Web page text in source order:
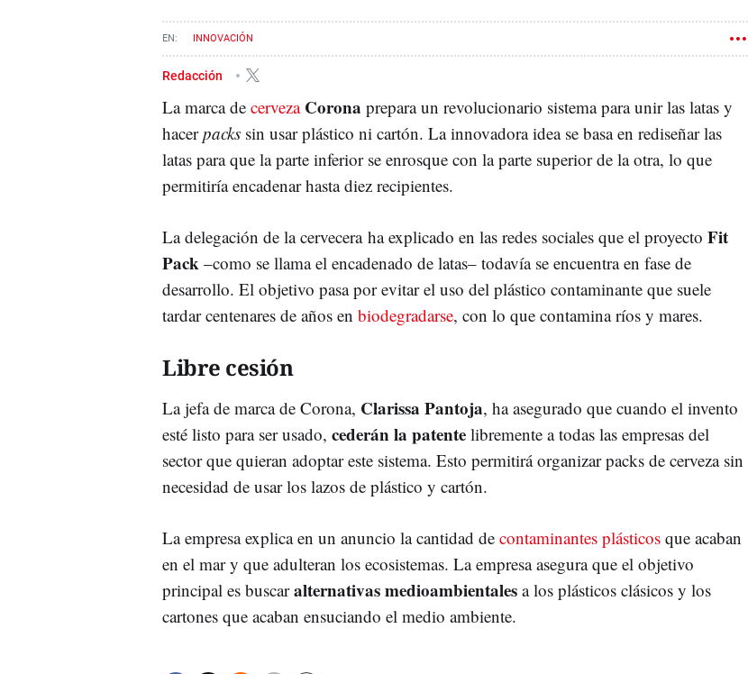
INNOVACIÓN
Redacción
La marca de cerveza Corona prepara un revolucionario sistema para unir las latas y
hacerpacks sin usar plástico ni cartón. La innovadora idea se basa en rediseñar las
latas para que la parte inferior se enrosque con la parte superior de la otra, lo que
permitiría encadenar hasta diez recipientes.
La delegación de la cervecera ha explicado en las redes sociales que el proyecto Fit
Pack –como se llama el encadenado de latas– todavía se encuentra en fase de
desarrollo. El objetivo pasa por evitar el uso del plástico contaminante que suele
tardar centenares de años en biodegradarse, con lo que contamina ríos y mares.
Libre cesión
La jefa de marca de Corona, Clarissa Pantoja, ha asegurado que cuando el invento
esté listo para ser usado, cederán la patente libremente a todas las empresas del
sector que quieran adoptar este sistema. Esto permitirá organizar packs de cerveza sin
necesidad de usar los lazos de plástico y cartón.
La empresa explica en un anuncio la cantidad de contaminantes plásticos que acaban
en el mar y que adulteran los ecosistemas. La empresa asegura que el objetivo
principal es buscaralternativas medioambientales a los plásticos clásicos y los
cartones que acaban ensuciando el medio ambiente.